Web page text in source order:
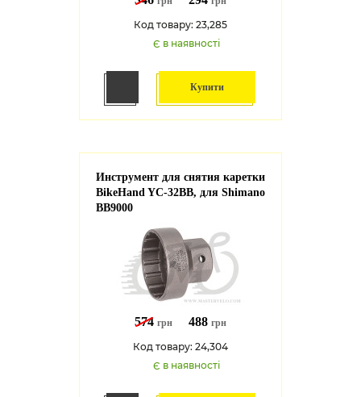
Код товару: 23,285
Є в наявності
Купити
Инструмент для снятия каретки
BikeHand YC-32BB, для Shimano
BB9000
574 грн 488 грн
Код товару: 24,304
Є в наявності